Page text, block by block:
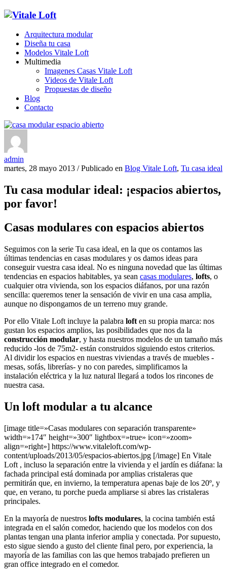
Arquitectura modular
Diseña tu casa
Modelos Vitale Loft
Multimedia
Imagenes Casas Vitale Loft
Videos de Vitale Loft
Propuestas de diseño
Blog
Contacto
admin
martes, 28 mayo 2013 /Publicado en Blog Vitale Loft, Tu casa ideal
Tu casa modular ideal: ¡espacios abiertos,
por favor!
Casas modulares con espacios abiertos
Seguimos con la serie Tu casa ideal, en la que os contamos las
últimas tendencias en casas modulares y os damos ideas para
conseguir vuestra casa ideal. No es ninguna novedad que las últimas
tendencias en espacios habitables, ya sean casas modulares, lofts, o
cualquier otra vivienda, son los espacios diáfanos, por una razón
sencilla: queremos tener la sensación de vivir en una casa amplia,
aunque no dispongamos de un terreno muy grande.
Por ello Vitale Loft incluye la palabra loft en su propia marca: nos
gustan los espacios amplios, las posibilidades que nos da la
construcción modular, y hasta nuestros modelos de un tamaño más
reducido -los de 75m2- están construidos siguiendo estos criterios.
Al dividir los espacios en nuestras viviendas a través de muebles -
mesas, sofás, librerías- y no con paredes, simplificamos la
instalación eléctrica y la luz natural llegará a todos los rincones de
nuestra casa.
Un loft modular a tu alcance
[image title=»Casas modulares con separación transparente»
width=»174″ height=»300″ lightbox=»true» icon=»zoom»
align=»right»] https://www.vitaleloft.com/wp-
content/uploads/2013/05/espacios-abiertos.jpg [/image] En Vitale
Loft , incluso la separación entre la vivienda y el jardín es diáfana: la
fachada principal está dominada por amplias cristaleras que
permitirán que, en invierno, la temperatura apenas baje de los 20º, y
que, en verano, tu porche pueda ampliarse si abres las cristaleras
principales.
En la mayoría de nuestros lofts modulares, la cocina también está
integrada en el salón comedor, haciendo que los modelos con dos
plantas tengan una planta inferior amplia y conectada. Por supuesto,
esto sigue siendo a gusto del cliente final pero, por experiencia, la
mayoría de las familias con las que hemos trabajado prefieren un
gran office integrado en el comedor.